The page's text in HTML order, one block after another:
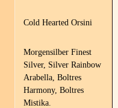
Cold Hearted Orsini
Morgensilber Finest
Silver, Silver Rainbow
Arabella, Boltres
Harmony, Boltres
Mistika.